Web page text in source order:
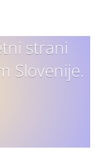
strani
Slovenije.